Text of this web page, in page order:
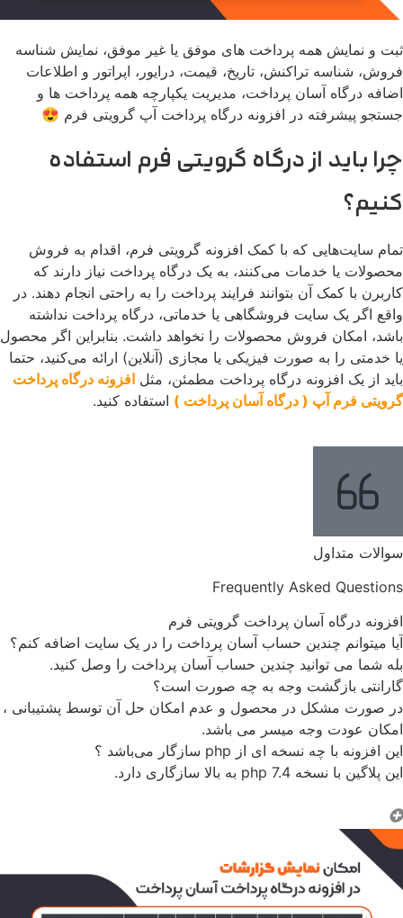
ثبت و نمایش همه پرداخت های موفق یا غیر موفق، نمایش شناسه
فروش، شناسه تراکنش، تاریخ، قیمت، درایور، اپراتور و اطلاعات
اضافه درگاه آسان پرداخت، مدیریت یکپارچه همه پرداخت ها و
جستجو پیشرفته در افزونه درگاه پرداخت آپ گرویتی فرم 😍
چرا باید از درگاه گرویتی فرم استفاده
کنیم؟
تمام سایت‌هایی که با کمک افزونه گرویتی فرم، اقدام به فروش
محصولات یا خدمات می‌کنند، به یک درگاه پرداخت نیاز دارند که
کاربرن با کمک آن بتوانند فرایند پرداخت را به راحتی انجام دهند. در
واقع اگر یک سایت فروشگاهی یا خدماتی، درگاه پرداخت نداشته
باشد، امکان فروش محصولات را نخواهد داشت. بنابراین اگر محصول
یا خدمتی را به صورت فیزیکی یا مجازی (آنلاین) ارائه می‌کنید، حتما
باید از یک افزونه درگاه پرداخت مطمئن، مثل افزونه درگاه پرداخت
گرویتی فرم آپ ( درگاه آسان پرداخت ) استفاده کنید.
سوالات متداول
Frequently Asked Questions
افزونه درگاه آسان پرداخت گرویتی فرم
آیا میتوانم چندین حساب آسان پرداخت را در یک سایت اضافه کنم؟
بله شما می توانید چندین حساب آسان پرداخت را وصل کنید.
گارانتی بازگشت وجه به چه صورت است؟
در صورت مشکل در محصول و عدم امکان حل آن توسط پشتیبانی ،
امکان عودت وجه میسر می باشد.
این افزونه با چه نسخه ای از php سازگار می‌باشد ؟
این پلاگین با نسخه php 7.4 به بالا سازگاری دارد.